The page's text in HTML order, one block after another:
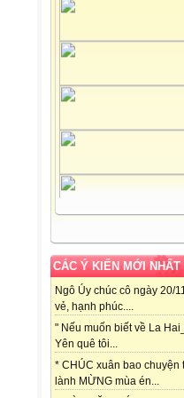
CÁC Ý KIẾN MỚI NHẤT
Ngô Úy chúc cô ngày 20/
vẻ, hạnh phúc....
" Nếu muốn biết về La
Yên quê tôi...
* CHÚC xuân bao chuyện
lành MỪNG mùa én...